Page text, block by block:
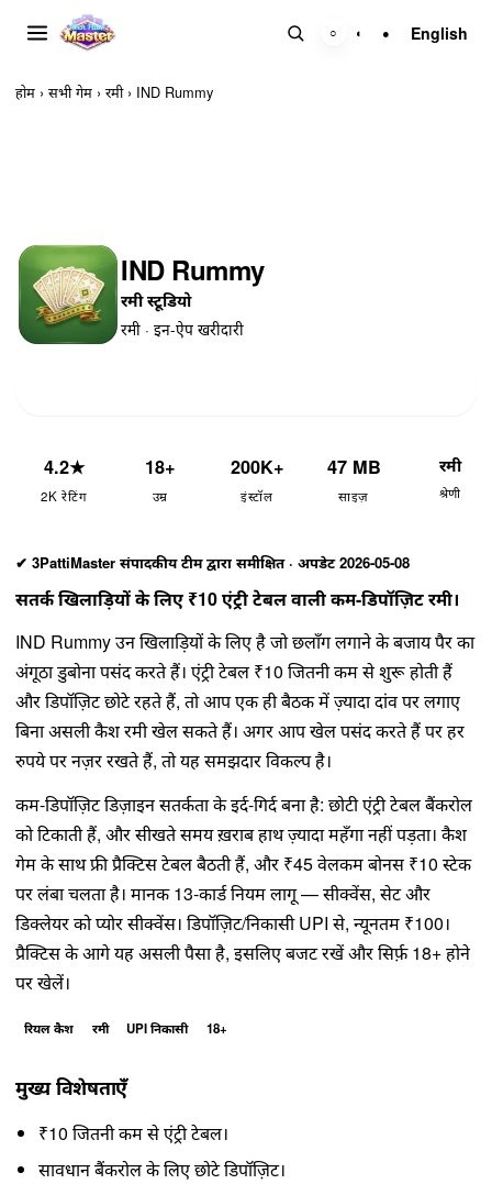
○ ◐ ● English
होम › सभी गेम › रमी› IND Rummy
IND Rummy
रमी स्टूडियो
रमी · इन-ऐप खरीदारी
4.2★
2K रेटिंग
18+
उम्र
200K+
इंस्टॉल
47 MB
साइज़
रमी
श्रेणी
✔ 3PattiMaster संपादकीय टीम द्वारा समीक्षित · अपडेट 2026-05-08
सतर्क खिलाड़ियों के लिए ₹10 एंट्री टेबल वाली कम-डिपॉज़िट रमी।
IND Rummy उन खिलाड़ियों के लिए है जो छलाँग लगाने के बजाय पैर का
अंगूठा डुबोना पसंद करते हैं। एंट्री टेबल ₹10 जितनी कम से शुरू होती हैं
और डिपॉज़िट छोटे रहते हैं, तो आप एक ही बैठक में ज़्यादा दांव पर लगाए
बिना असली कैश रमी खेल सकते हैं। अगर आप खेल पसंद करते हैं पर हर
रुपये पर नज़र रखते हैं, तो यह समझदार विकल्प है।
कम-डिपॉज़िट डिज़ाइन सतर्कता के इर्द-गिर्द बना है: छोटी एंट्री टेबल बैंकरोल
को टिकाती हैं, और सीखते समय ख़राब हाथ ज़्यादा महँगा नहीं पड़ता। कैश
गेम के साथ फ्री प्रैक्टिस टेबल बैठती हैं, और ₹45 वेलकम बोनस ₹10 स्टेक
पर लंबा चलता है। मानक 13-कार्ड नियम लागू — सीक्वेंस, सेट और
डिक्लेयर को प्योर सीक्वेंस। डिपॉज़िट/निकासी UPI से, न्यूनतम ₹100।
प्रैक्टिस के आगे यह असली पैसा है, इसलिए बजट रखें और सिर्फ़ 18+ होने
पर खेलें।
रियल कैश रमी UPI निकासी 18+
मुख्य विशेषताएँ
₹10 जितनी कम से एंट्री टेबल।
सावधान बैंकरोल के लिए छोटे डिपॉज़िट।